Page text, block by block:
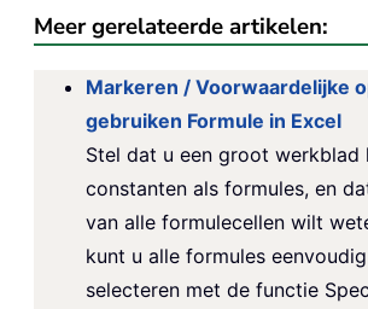
Meer gerelateerde artikelen:
Markeren / Voorwaardelijke
gebruiken Formule in Excel
Stel dat u een groot werkblad
constanten als formules, en
van alle formulecellen wilt
kunt u alle formules
selecteren met de functie